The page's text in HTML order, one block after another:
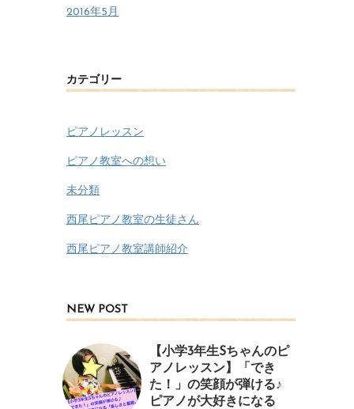
2016年5月
カテゴリー
ピアノレッスン
ピアノ教室への想い
未分類
西尾ピアノ教室の生徒さん
西尾ピアノ教室講師紹介
NEW POST
【小学3年生Sちゃんのピ
アノレッスン】「でき
た！」の笑顔が弾ける♪
ピアノが大好きになる